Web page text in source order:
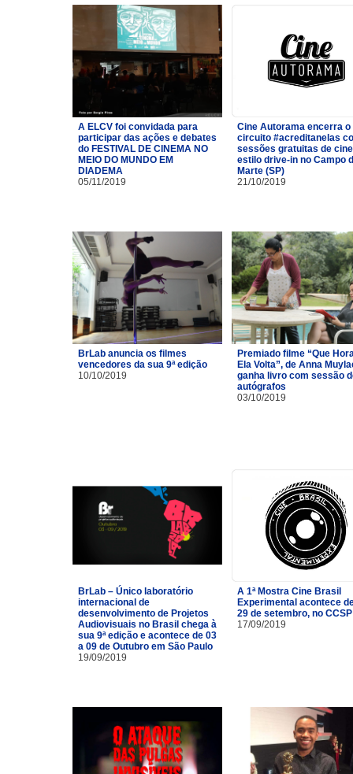
A ELCV foi convidada para
participar das ações e debates
do FESTIVAL DE CINEMA NO
MEIO DO MUNDO EM
DIADEMA
05/11/2019
Cine Autorama encerra o
circuito #acreditanelas
sessões gratuitas de
estilo drive-in no Campo
Marte (SP)
21/10/2019
BrLab anuncia os filmes
vencedores da sua 9ª edição
10/10/2019
Premiado filme “Que
Ela Volta”, de Anna
ganha livro com sessão
autógrafos
03/10/2019
BrLab – Único laboratório
internacional de
desenvolvimento de Projetos
Audiovisuais no Brasil chega à
sua 9ª edição e acontece de 03
a 09 de Outubro em São Paulo
19/09/2019
A 1ª Mostra Cine Brasil
Experimental acontece
29 de setembro, no CCSP
17/09/2019